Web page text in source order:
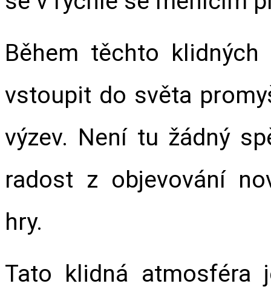
Během těchto
vstoupit do světa
výzev. Není tu žádný
radost z objevování
hry.
Tato klidná atmosféra